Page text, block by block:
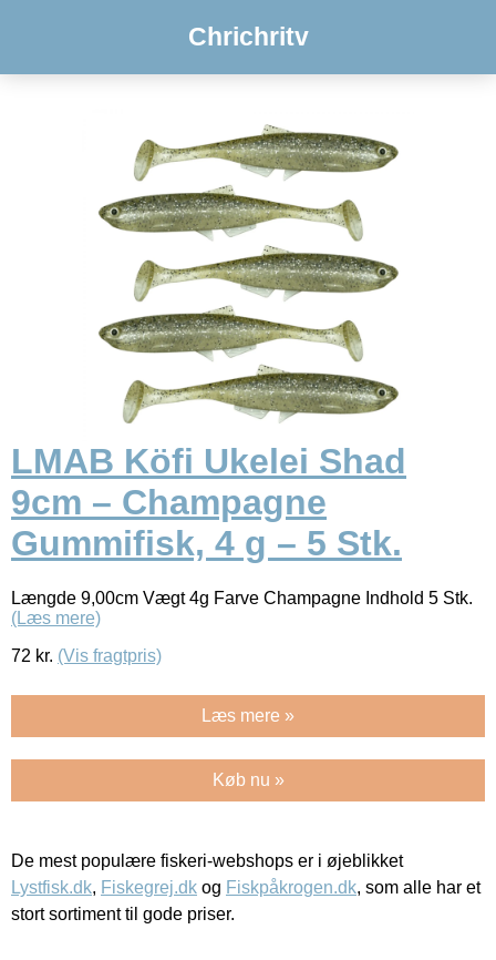
Chrichritv
LMAB Köfi Ukelei Shad
9cm – Champagne
Gummifisk, 4 g – 5 Stk.
Længde 9,00cm Vægt 4g Farve Champagne Indhold 5 Stk.
(Læs mere)
72 kr. (Vis fragtpris)
Læs mere »
Køb nu »
De mest populære fiskeri-webshops er i øjeblikket
Lystfisk.dk, Fiskegrej.dk og Fiskpåkrogen.dk, som alle har et
stort sortiment til gode priser.